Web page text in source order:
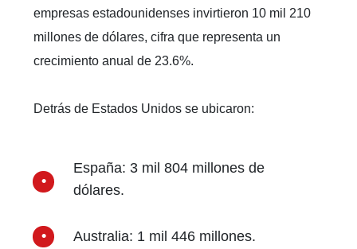
empresas estadounidenses invirtieron 10 mil 210
millones de dólares, cifra que representa un
crecimiento anual de 23.6%.
Detrás de Estados Unidos se ubicaron:
España: 3 mil 804 millones de
dólares.
Australia: 1 mil 446 millones.